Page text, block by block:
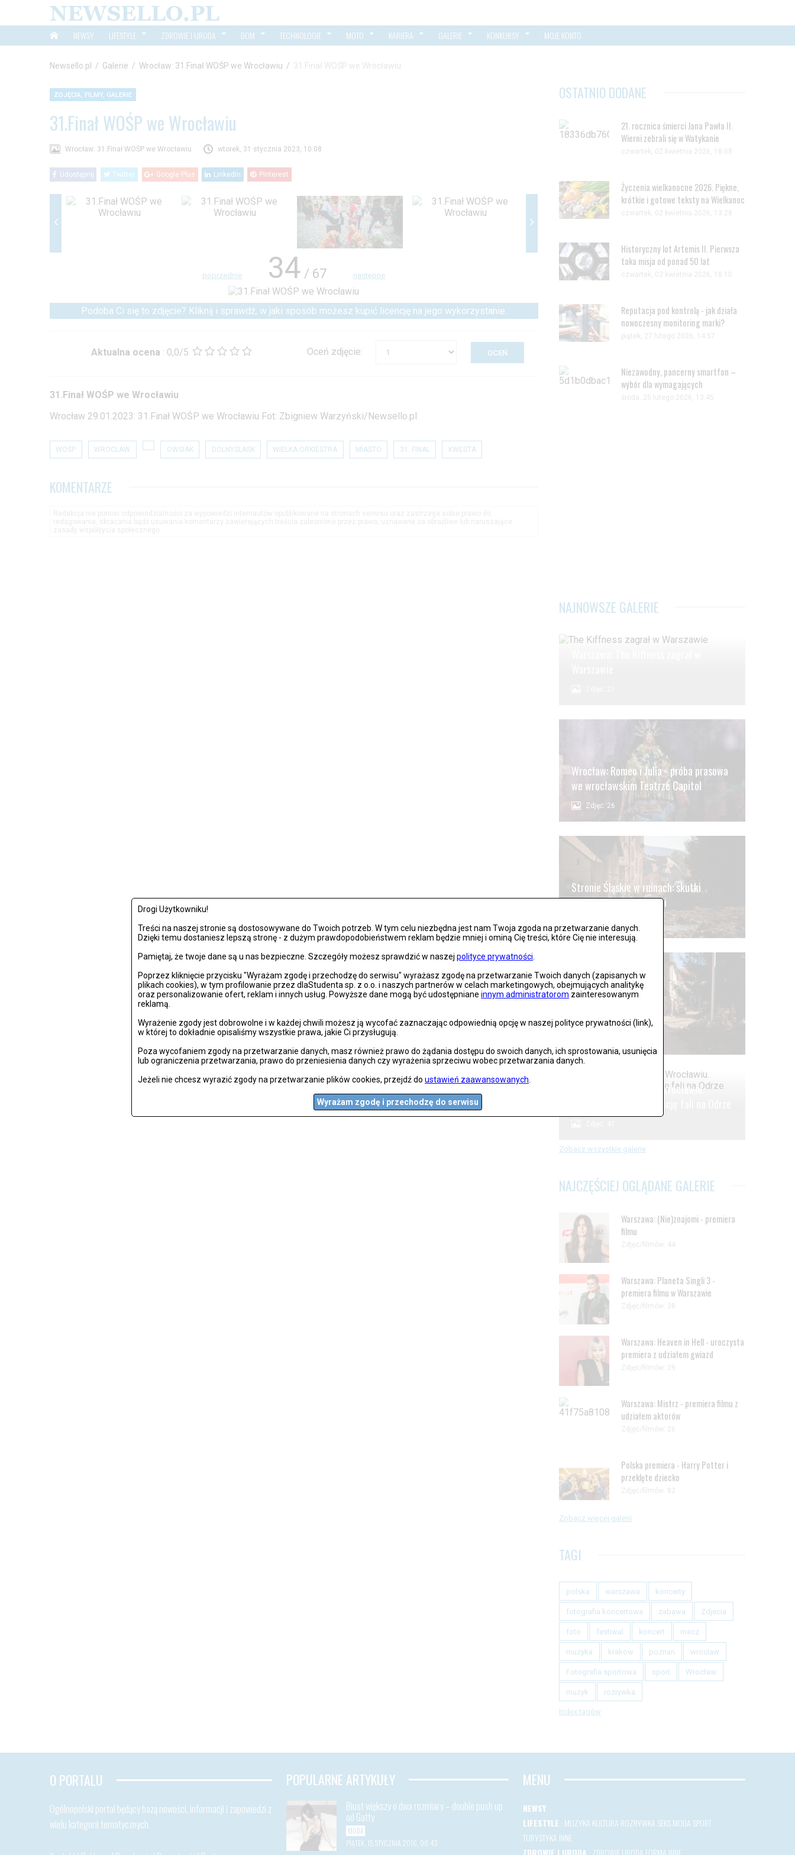
Drogi Użytkowniku!
Treści na naszej stronie są dostosowywane do Twoich potrzeb. W tym celu niezbędna jest nam Twoja zgoda na przetwarzanie danych.
Dzięki temu dostaniesz lepszą stronę - z dużym prawdopodobieństwem reklam będzie mniej i ominą Cię treści, które Cię nie interesują.
Pamiętaj, że twoje dane są u nas bezpieczne. Szczegóły możesz sprawdzić w naszej polityce prywatności
Poprzez kliknięcie przycisku "Wyrażam zgodę i przechodzę do serwisu" wyrażasz zgodę na przetwarzanie Twoich danych (zapisanych w
plikach cookies), w tym profilowanie przez dlaStudenta sp. z o.o. i naszych partnerów w celach marketingowych, obejmujących analitykę
oraz personalizowanie ofert, reklam i innych usług. Powyższe dane mogą być udostępniane innym administratorom zainteresowanym
reklamą.
Wyrażenie zgody jest dobrowolne i w każdej chwili możesz ją wycofać zaznaczając odpowiednią opcję w naszej polityce prywatności (link),
w której to dokładnie opisaliśmy wszystkie prawa, jakie Ci przysługują.
Poza wycofaniem zgody na przetwarzanie danych, masz również prawo do żądania dostępu do swoich danych, ich sprostowania, usunięcia
lub ograniczenia przetwarzania, prawo do przeniesienia danych czy wyrażenia sprzeciwu wobec przetwarzania danych.
Jeżeli nie chcesz wyrazić zgody na przetwarzanie plików cookies, przejdź do ustawień zaawansowanych
Wyrażam zgodę i przechodzę do serwisu
NEWSY LIFESTYLE ZDROWIE I URODA DOM TECHNOLOGIE MOTO KARIERA GALERIE KONKURSY MOJE KONTO
Newsello.pl / Galerie / Wrocław: 31.Finał WOŚP we Wrocławiu / 31.Finał WOŚP we Wrocławiu
ZDJĘCIA, FILMY, GALERIE
31.Finał WOŚP we Wrocławiu
Wrocław: 31.Finał WOŚP we Wrocławiu wtorek, 31 stycznia 2023, 10:08
Udostępnij Twitter Google Plus LinkedIn Pinterest
poprzednie 34 / 67 następne
Podoba Ci się to zdjęcie? Kliknij i sprawdź, w jaki sposób możesz kupić licencję na jego wykorzystanie.
Aktualna ocena : 0,0/5 Oceń zdjęcie:
31.Finał WOŚP we Wrocławiu
Wrocław 29.01.2023: 31.Finał WOŚP we Wrocławiu Fot: Zbigniew Warzyński/Newsello.pl
WOŚP WROCLAW OWSIAK DOLNYSLASK WIELKA ORKIESTRA MIASTO 31. FINAL KWESTA
KOMENTARZE
OSTATNIO DODANE
21. rocznica śmierci Jana Pawła II.
Wierni zebrali się w Watykanie
czwartek, 02 kwietnia 2026, 18:08
Życzenia wielkanocne 2026. Piękne,
krótkie i gotowe teksty na Wielkanoc
czwartek, 02 kwietnia 2026, 13:28
Historyczny lot Artemis II. Pierwsza
taka misja od ponad 50 lat
czwartek, 02 kwietnia 2026, 18:10
Reputacja pod kontrolą - jak działa
nowoczesny monitoring marki?
piątek, 27 lutego 2026, 14:57
Niezawodny, pancerny smartfon –
wybór dla wymagających
środa, 25 lutego 2026, 13:45
NAJNOWSZE GALERIE
Wrocław: Romeo i Julia - próba prasowa
we wrocławskim Teatrze Capitol
Zdjęć: 26
Stronie Śląskie w ruinach: skutki
niszczycielskiej powodzi
Lądek Zdrój po powodzi
Alarm powodziowy we Wrocławiu.
Zobacz wszystkie galerie
NAJCZĘŚCIEJ OGLĄDANE GALERIE
Warszawa: (Nie)znajomi - premiera
filmu
Zdjęc/filmów: 44
Warszawa: Planeta Singli 3 -
premiera filmu w Warszawie
Zdjęc/filmów: 38
Warszawa: Heaven in Hell - uroczysta
premiera z udziałem gwiazd
Zdjęc/filmów: 29
Warszawa: Mistrz - premiera filmu z
udziałem aktorów
Zdjęc/filmów: 26
Polska premiera - Harry Potter i
przeklęte dziecko
Zdjęc/filmów: 82
Zobacz więcej galerii
TAGI
polska warszawa koncerty
fotografia koncertowa zabawa Zdjecia
foto festiwal koncert mecz
muzyka krakow poznan wroclaw
Fotografia sportowa sport Wrocław
muzyk rozrywka
Index tagów
O PORTALU
Ogólnopolski portal będący bazą nowości, informacji i zapowiedzi z
wielu kategorii tematycznych.
POPULARNE ARTYKUŁY
Biust większy o dwa rozmiary – double push up
od Gatty
MODA
PIĄTEK, 15 STYCZNIA 2016, 08:43
MENU
NEWSY
LIFESTYLE : MUZYKA KULTURA ROZRYWKA SEKSMODA SPORT
TURYSTYKA INNE
ZDROWIE I URODA : ZDROWIEURODA FORMA INNE